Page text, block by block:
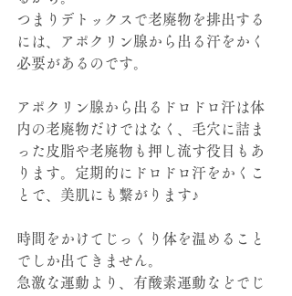
つまりデトックスで老廃物を排出する
には、アポクリン腺から出る汗をかく
必要があるのです。
アポクリン腺から出るドロドロ汗は体
内の老廃物だけではなく、毛穴に詰ま
った皮脂や老廃物も押し流す役目もあ
ります。定期的にドロドロ汗をかくこ
とで、美肌にも繋がります♪
時間をかけてじっくり体を温めること
でしか出てきません。
急激な運動より、有酸素運動などでじ